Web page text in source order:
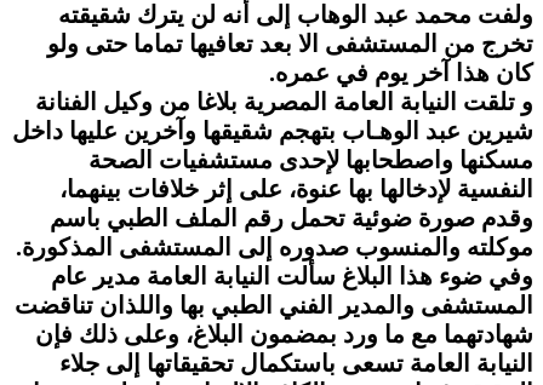
ولفت محمد عبد الوهاب إلى أنه لن يترك شقيقته
تخرج من المستشفى الا بعد تعافيها تماما حتى ولو
كان هذا آخر يوم في عمره.
و تلقت النيابة العامة المصرية بلاغا من وكيل الفنانة
شيرين عبد الوهـاب بتهجم شقيقها وآخرين عليها داخل
مسكنها واصطحابها لإحدى مستشفيات الصحة
النفسية لإدخالها بها عنوة، على إثر خلافات بينهما،
وقدم صورة ضوئية تحمل رقم الملف الطبي باسم
موكلته والمنسوب صدوره إلى المستشفى المذكورة.
وفي ضوء هذا البلاغ سألت النيابة العامة مدير عام
المستشفى والمدير الفني الطبي بها واللذان تناقضت
شهادتهما مع ما ورد بمضمون البلاغ، وعلى ذلك فإن
النيابة العامة تسعى باستكمال تحقيقاتها إلى جلاء